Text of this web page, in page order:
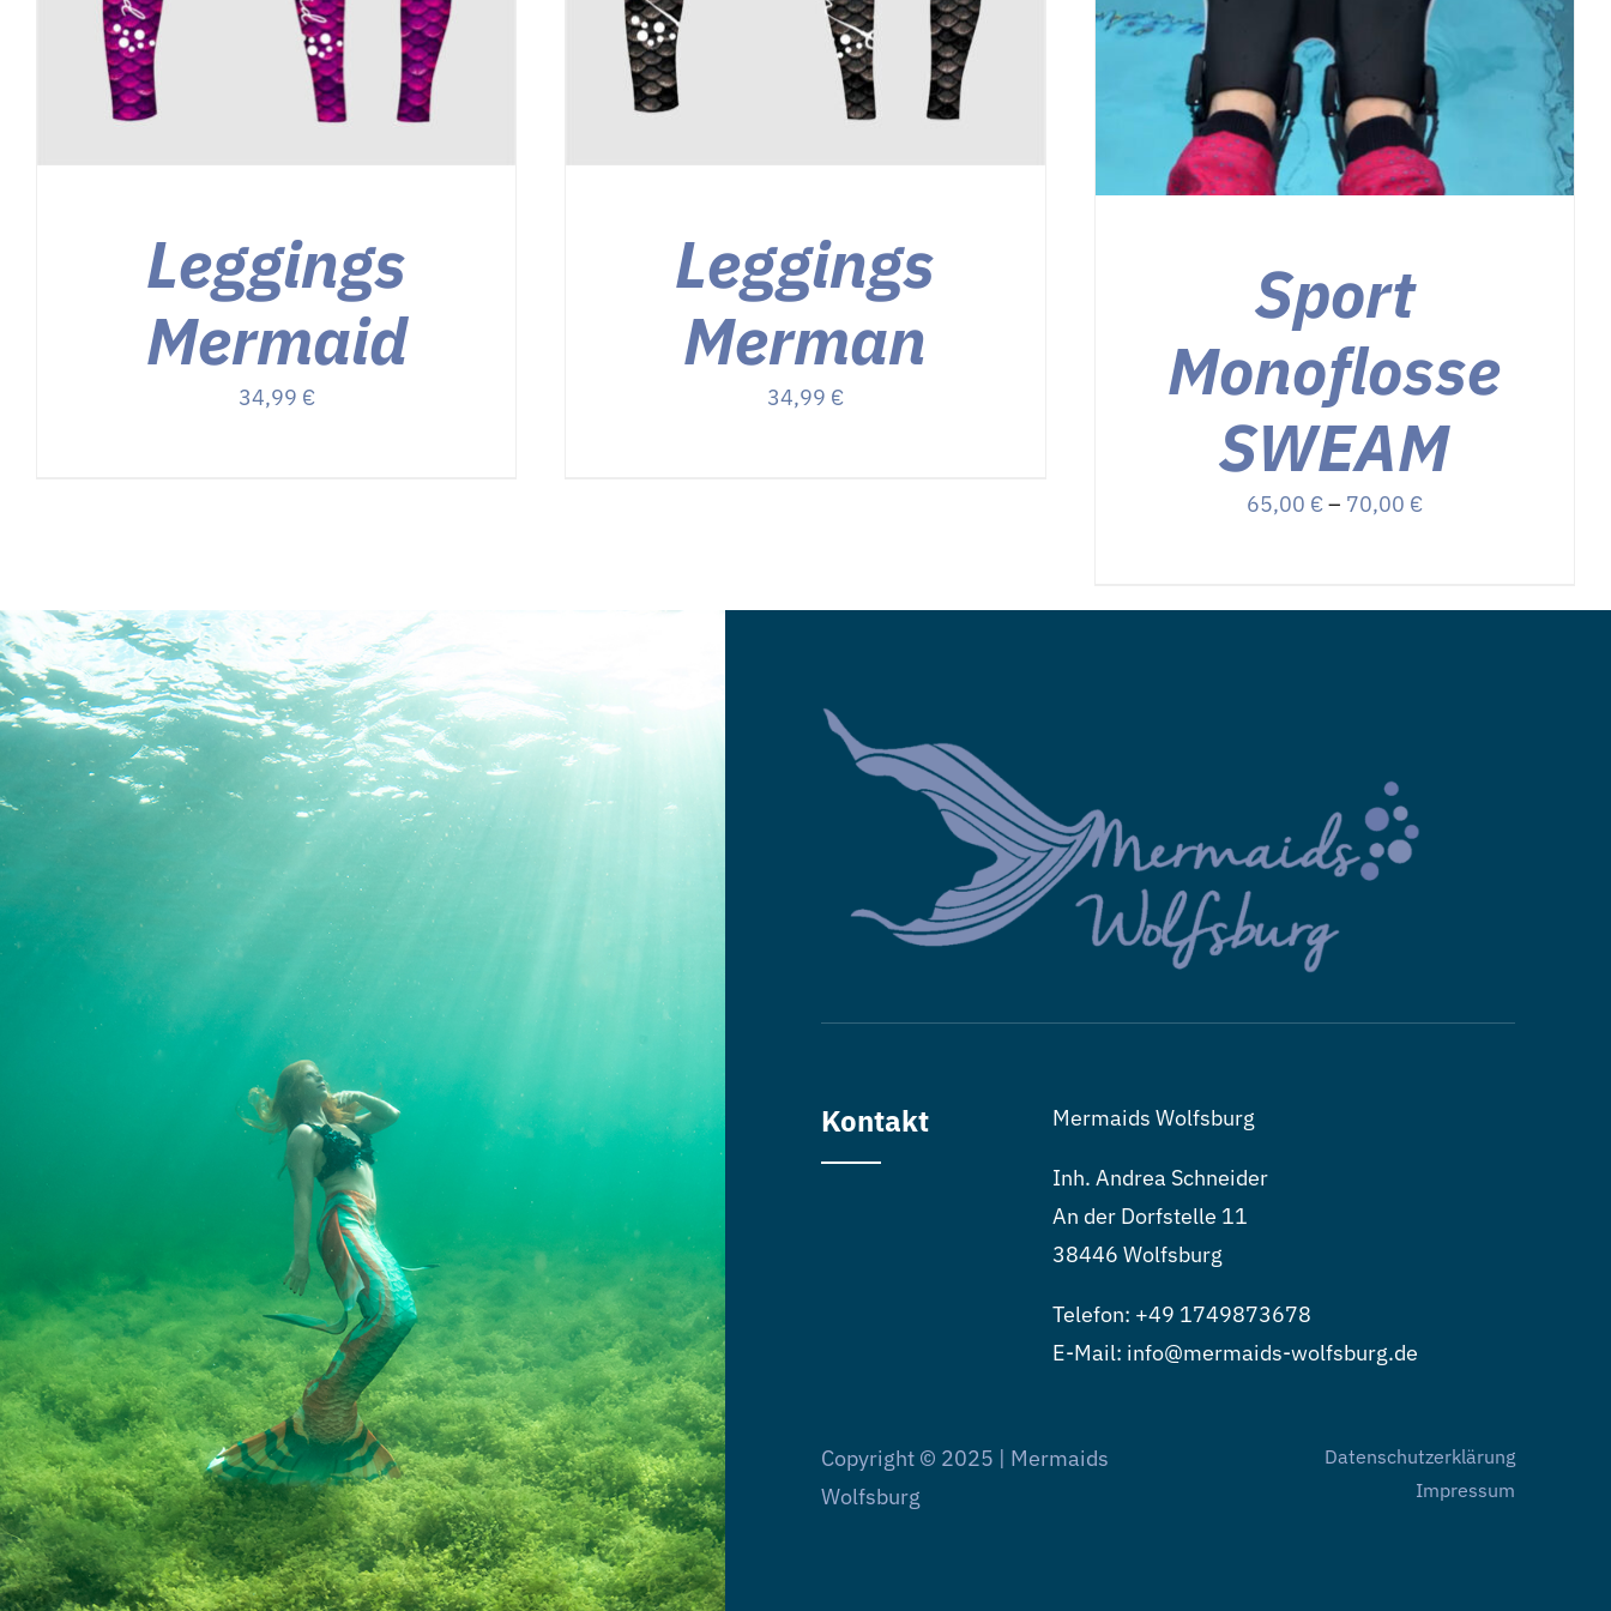
Leggings
Mermaid
34,99 €
Leggings
Merman
34,99 €
Sport
Monoflosse
SWEAM
65,00 €– 70,00 €Preisspanne:
70,00 €
Kontakt Mermaids Wolfsburg
Inh. Andrea Schneider
An der Dorfstelle 11
38446 Wolfsburg
Telefon: +49 1749873678
E-Mail: info@mermaids-wolfsburg.de
Copyright © 2025 | Mermaids
Wolfsburg
Datenschutzerklärung
Impressum